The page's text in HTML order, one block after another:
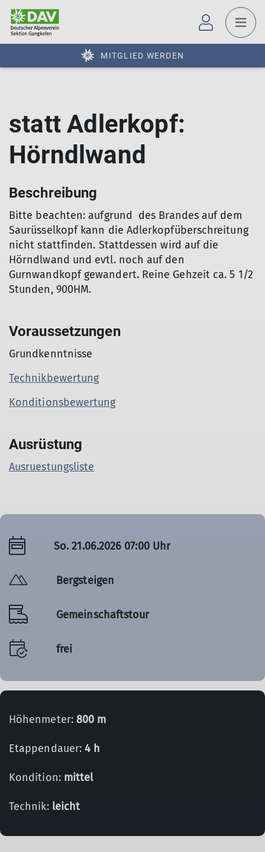
MITGLIED WERDEN
statt Adlerkopf:
Hörndlwand
Beschreibung
Bitte beachten: aufgrund des Brandes auf dem
Saurüsselkopf kann die Adlerkopfüberschreitung
nicht stattfinden. Stattdessen wird auf die
Hörndlwand und evtl. noch auf den
Gurnwandkopf gewandert. Reine Gehzeit ca. 5 1/2
Stunden, 900HM.
Voraussetzungen
Grundkenntnisse
Technikbewertung
Konditionsbewertung
Ausrüstung
Ausruestungsliste
So. 21.06.2026 07:00 Uhr
Bergsteigen
Gemeinschaftstour
frei
Höhenmeter: 800 m
Etappendauer:4 h
Kondition: mittel
Technik: leicht